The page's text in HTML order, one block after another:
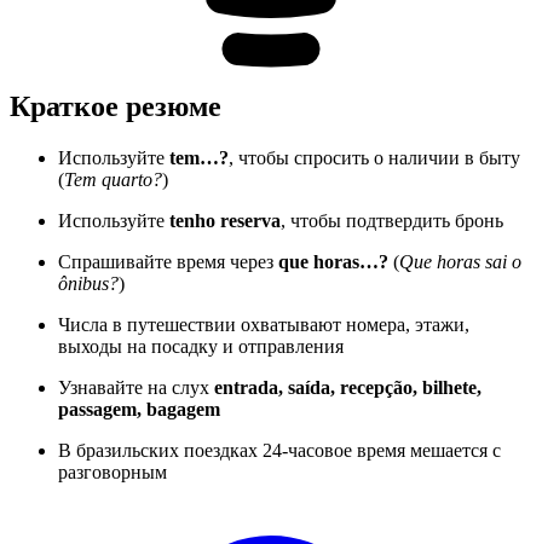
Краткое резюме
Используйте tem…?, чтобы спросить о наличии в быту
(Tem quarto?)
Используйте tenho reserva, чтобы подтвердить бронь
Спрашивайте время через que horas…? (Que horas sai o
ônibus?)
Числа в путешествии охватывают номера, этажи,
выходы на посадку и отправления
Узнавайте на слух entrada, saída, recepção, bilhete,
passagem, bagagem
В бразильских поездках 24-часовое время мешается с
разговорным